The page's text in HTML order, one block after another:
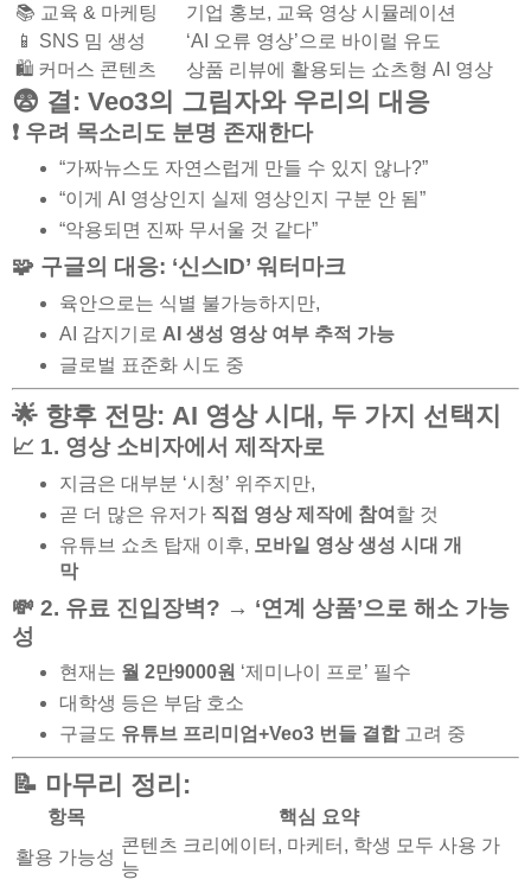
📚 교육 & 마케팅
기업 홍보, 교육 영상 시뮬레이션
📱 SNS 밈 생성
‘AI 오류 영상’으로 바이럴 유도
🛍️ 커머스 콘텐츠
상품 리뷰에 활용되는 쇼츠형 AI 영상
😨 결: Veo3의 그림자와 우리의 대응
❗ 우려 목소리도 분명 존재한다
“가짜뉴스도 자연스럽게 만들 수 있지 않나?”
“이게 AI 영상인지 실제 영상인지 구분 안 됨”
“악용되면 진짜 무서울 것 같다”
🧩 구글의 대응: ‘신스ID’ 워터마크
육안으로는 식별 불가능하지만,
AI 감지기로 AI 생성 영상 여부 추적 가능
글로벌 표준화 시도 중
🌟 향후 전망: AI 영상 시대, 두 가지 선택지
📈 1. 영상 소비자에서 제작자로
지금은 대부분 ‘시청’ 위주지만,
곧 더 많은 유저가 직접 영상 제작에 참여 할 것
유튜브 쇼츠 탑재 이후, 모바일 영상 생성 시대 개
막
💸 2. 유료 진입장벽? → ‘연계 상품’으로 해소 가능
성
현재는 월 2만9000원 ‘제미나이 프로’ 필수
대학생 등은 부담 호소
구글도 유튜브 프리미엄+Veo3 번들 결합고려 중
📝 마무리 정리:
항목
핵심 요약
활용 가능성
콘텐츠 크리에이터, 마케터, 학생 모두 사용 가
능